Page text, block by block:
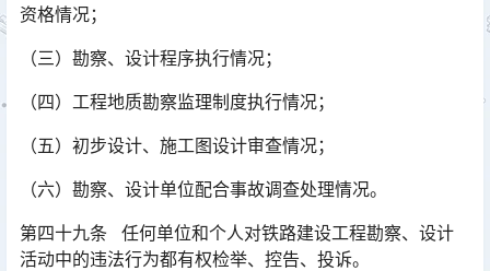
资格情况；
（三）勘察、设计程序执行情况；
（四）工程地质勘察监理制度执行情况；
（五）初步设计、施工图设计审查情况；
（六）勘察、设计单位配合事故调查处理情况。
第四十九条 任何单位和个人对铁路建设工程勘察、设计
活动中的违法行为都有权检举、控告、投诉。